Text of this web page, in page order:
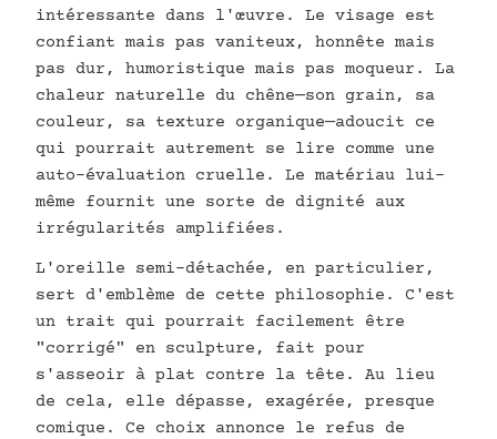
intéressante dans l'œuvre. Le visage est
confiant mais pas vaniteux, honnête mais
pas dur, humoristique mais pas moqueur. La
chaleur naturelle du chêne—son grain, sa
couleur, sa texture organique—adoucit ce
qui pourrait autrement se lire comme une
auto-évaluation cruelle. Le matériau lui-
même fournit une sorte de dignité aux
irrégularités amplifiées.
L'oreille semi-détachée, en particulier,
sert d'emblème de cette philosophie. C'est
un trait qui pourrait facilement être
"corrigé" en sculpture, fait pour
s'asseoir à plat contre la tête. Au lieu
de cela, elle dépasse, exagérée, presque
comique. Ce choix annonce le refus de